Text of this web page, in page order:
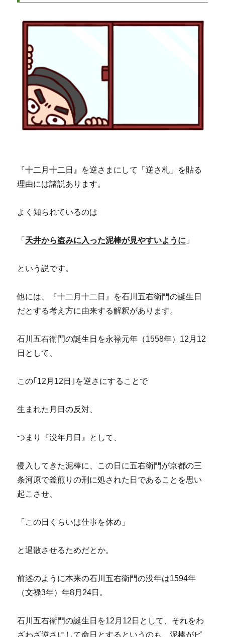
『十二月十二日』を逆さまにして「逆さ札」を貼る
理由には諸説あります。
よく知られているのは
「 天井から盗みに入った泥棒が見やすいように 」
という説です。
他には、『十二月十二日』を石川五右衛門の誕生日
だとする考え方に由来する解釈があります。
石川五右衛門の誕生日を永禄元年（1558年）12月12
日として、
この｢12月12日｣を逆さにすることで
生まれた月日の反対、
つまり『没年月日』として、
侵入してきた泥棒に、この日に五右衛門が京都の三
条河原で釜煎りの刑に処された日であることを思い
起こさせ、
「この日くらいは仕事を休め」
と退散させるためだとか。
前述のように本来の石川五右衛門の没年は1594年
（文禄3年）年8月24日。
石川五右衛門の誕生日を12月12日として、それをわ
ざわざ逆さにして命日とするというのも、泥棒がピ